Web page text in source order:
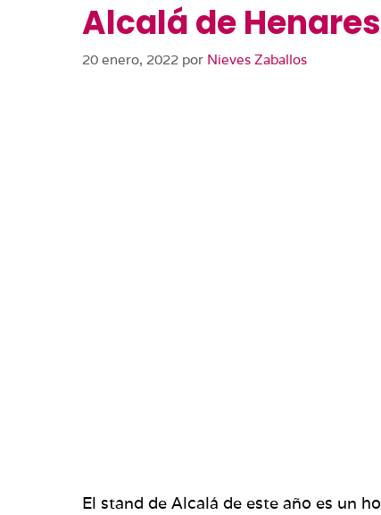
Alcalá de
20 enero, 2022 por Nieves Zaballos
El stand de Alcalá de este año es un